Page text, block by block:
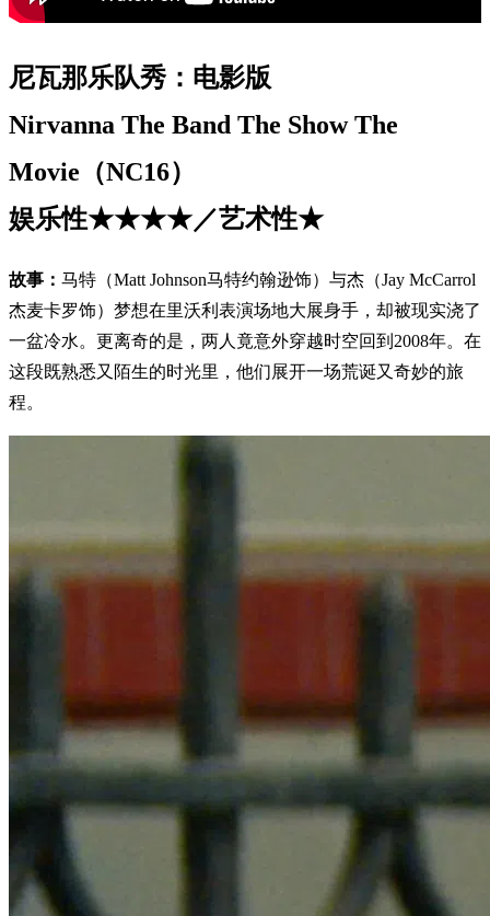
尼瓦那乐队秀：电影版
Nirvanna The Band The Show The
Movie（NC16）
娱乐性★★★★／艺术性★
故事： 马特（Matt Johnson马特约翰逊饰）与杰（Jay McCarrol
杰麦卡罗饰）梦想在里沃利表演场地大展身手，却被现实浇了
一盆冷水。更离奇的是，两人竟意外穿越时空回到2008年。在
这段既熟悉又陌生的时光里，他们展开一场荒诞又奇妙的旅
程。